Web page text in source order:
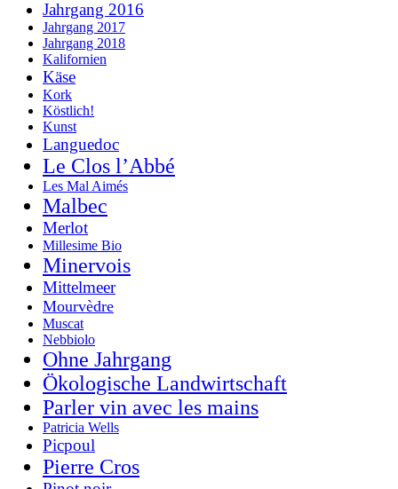
Jahrgang 2016
Jahrgang 2017
Jahrgang 2018
Kalifornien
Käse
Kork
Köstlich!
Kunst
Languedoc
Le Clos l’Abbé
Les Mal Aimés
Malbec
Merlot
Millesime Bio
Minervois
Mittelmeer
Mourvèdre
Muscat
Nebbiolo
Ohne Jahrgang
Ökologische Landwirtschaft
Parler vin avec les mains
Patricia Wells
Picpoul
Pierre Cros